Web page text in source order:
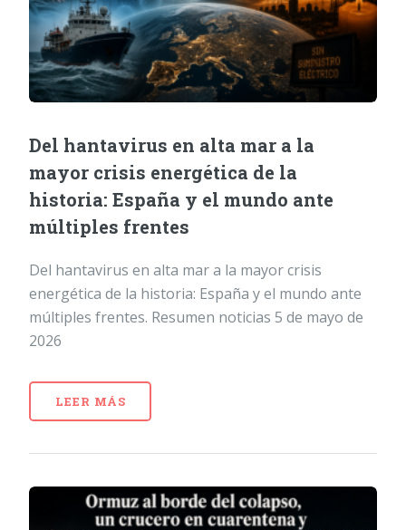
Del hantavirus en alta mar a la
mayor crisis energética de la
historia: España y el mundo ante
múltiples frentes
Del hantavirus en alta mar a la mayor crisis
energética de la historia: España y el mundo ante
múltiples frentes. Resumen noticias 5 de mayo de
2026
LEER MÁS